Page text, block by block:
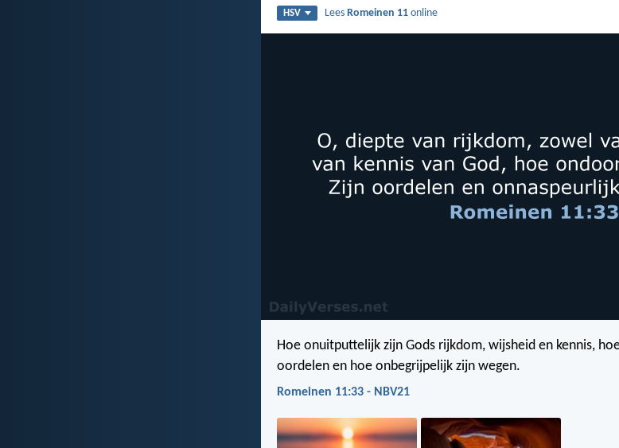
HSV LeesRomeinen 11 online
Hoe onuitputtelijk zijn Gods rijkdom, wijsheid en kennis,
oordelen en hoe onbegrijpelijk zijn wegen.
Romeinen 11:33 - NBV21